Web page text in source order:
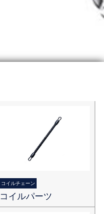
コイルチェーン
コイルパーツ